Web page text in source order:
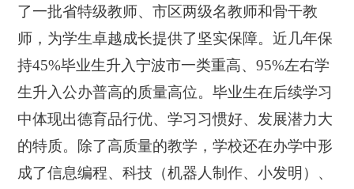
了一批省特级教师、市区两级名教师和骨干教
师，为学生卓越成长提供了坚实保障。近几年保
持45%毕业生升入宁波市一类重高、95%左右学
生升入公办普高的质量高位。毕业生在后续学习
中体现出德育品行优、学习习惯好、发展潜力大
的特质。除了高质量的教学，学校还在办学中形
成了信息编程、科技（机器人制作、小发明）、